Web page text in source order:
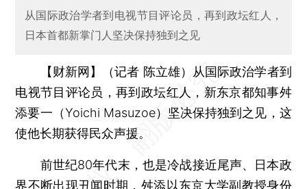
从国际政治学者到电视节目评论员，再到政坛红人，
日本首都新掌门人坚决保持独到之见
【财新网】（记者 陈立雄） 从国际政治学者到
电视节目评论员，再到政坛红人，新东京都知事舛
添要一（Yoichi Masuzoe）坚决保持独到之见，这
使他长期获得民众声援。
前世纪80年代末，也是冷战接近尾声、日本政
界不断出现丑闻时期，舛添以东京大学副教授身份